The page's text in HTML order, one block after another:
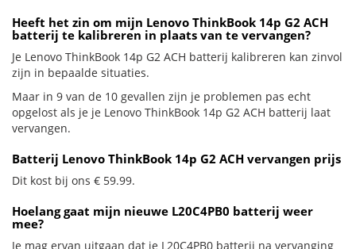
Heeft het zin om mijn Lenovo ThinkBook 14p G2 ACH
batterij te kalibreren in plaats van te vervangen?
Je Lenovo ThinkBook 14p G2 ACH batterij kalibreren kan zinvol
zijn in bepaalde situaties.
Maar in 9 van de 10 gevallen zijn je problemen pas echt
opgelost als je je Lenovo ThinkBook 14p G2 ACH batterij laat
vervangen.
Batterij Lenovo ThinkBook 14p G2 ACH vervangen prijs
Dit kost bij ons € 59.99.
Hoelang gaat mijn nieuwe L20C4PB0 batterij weer
mee?
Je mag ervan uitgaan dat je L20C4PB0 batterij na vervanging